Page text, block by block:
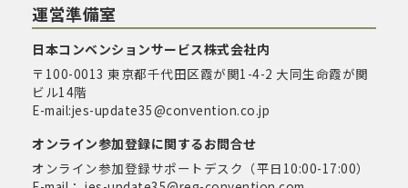
運営準備室
日本コンベンションサービス株式会社内
〒100-0013 東京都千代田区霞が関1-4-2 大同生命霞が関
ビル14階
E-mail:jes-update35@convention.co.jp
オンライン参加登録に関するお問合せ
オンライン参加登録サポートデスク（平日10:00-17:00）